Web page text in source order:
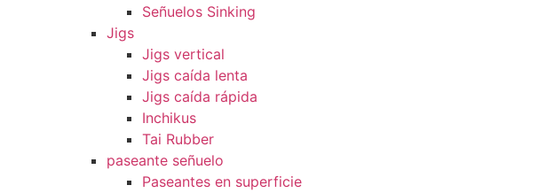
Señuelos Sinking
Jigs
Jigs vertical
Jigs caída lenta
Jigs caída rápida
Inchikus
Tai Rubber
paseante señuelo
Paseantes en superficie